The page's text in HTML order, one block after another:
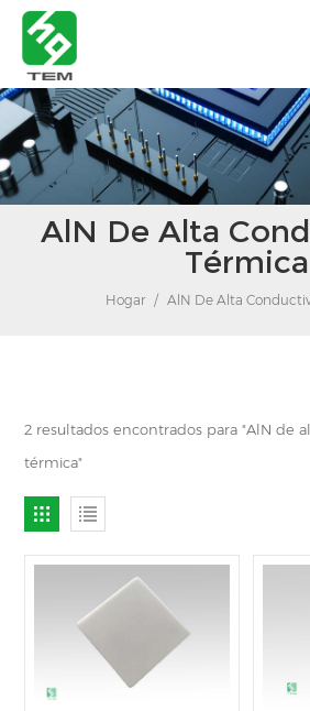
AlN De Alta
Térmica
Hogar / AlN De Alta
2 resultados encontrados para "AlN de
térmica"